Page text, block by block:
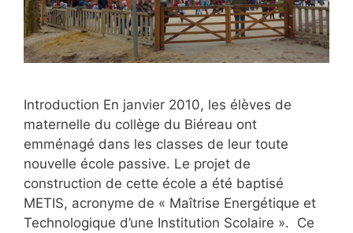
Introduction En janvier 2010, les élèves de
maternelle du collège du Biéreau ont
emménagé dans les classes de leur toute
nouvelle école passive. Le projet de
construction de cette école a été baptisé
METIS, acronyme de « Maîtrise Energétique et
Technologique d’une Institution Scolaire ». Ce